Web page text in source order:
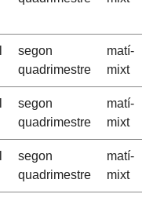
segon
quadrimestre
matí-
mixt
segon
quadrimestre
matí-
mixt
segon
quadrimestre
matí-
mixt